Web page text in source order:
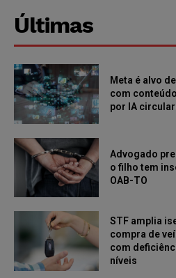
Últimas
Meta é alvo
com
por IA
Advogado
o filho tem
OAB-TO
STF amplia
compra de
com
níveis